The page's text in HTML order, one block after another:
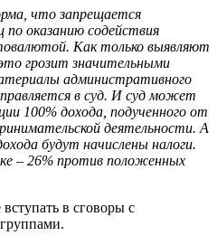
что запрещается
по оказанию содействия
Как только выявляют
грозит значительными
административного
в суд. И суд может
100% дохода, подученного от
деятельности. А
будут начислены налоги.
– 26% против положенных
в сговоры с